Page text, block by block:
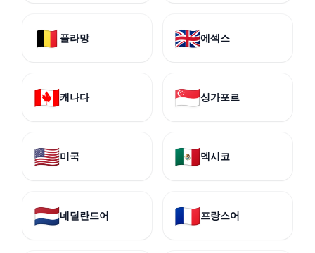
🇧🇪 플라망 🇬🇧에섹스
🇨🇦캐나다 🇸🇬싱가포르
🇺🇸미국 🇲🇽멕시코
🇳🇱네덜란드어 🇫🇷프랑스어